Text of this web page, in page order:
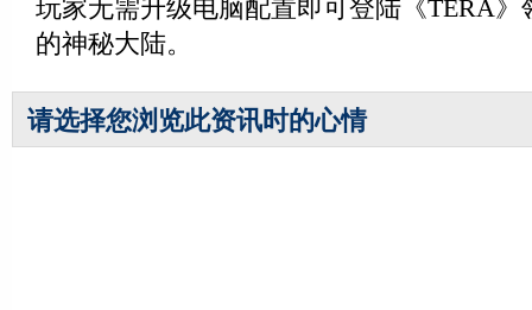
玩家无需升级电脑配置即可登陆《TERA》
的神秘大陆。
请选择您浏览此资讯时的心情